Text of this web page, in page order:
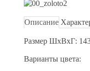
Описание
Размер ШхВхГ:
Варианты цвета: